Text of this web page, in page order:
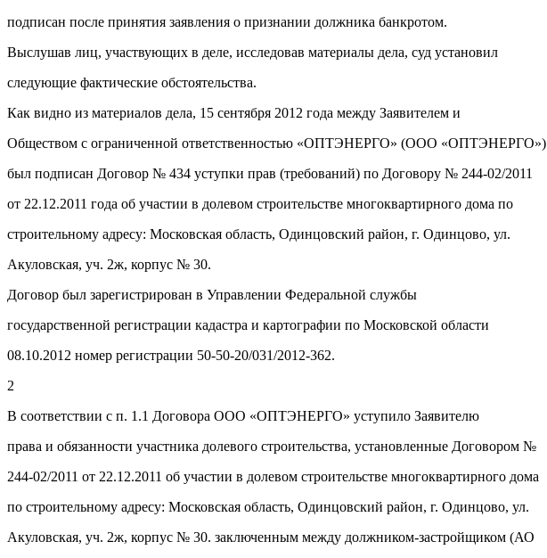
подписан после принятия заявления о признании должника банкротом.
Выслушав лиц, участвующих в деле, исследовав материалы дела, суд установил
следующие фактические обстоятельства.
Как видно из материалов дела, 15 сентября 2012 года между Заявителем и
Обществом с ограниченной ответственностью «ОПТЭНЕРГО» (ООО «ОПТЭНЕРГО»)
был подписан Договор № 434 уступки прав (требований) по Договору № 244-02/2011
от 22.12.2011 года об участии в долевом строительстве многоквартирного дома по
строительному адресу: Московская область, Одинцовский район, г. Одинцово, ул.
Акуловская, уч. 2ж, корпус № 30.
Договор был зарегистрирован в Управлении Федеральной службы
государственной регистрации кадастра и картографии по Московской области
08.10.2012 номер регистрации 50-50-20/031/2012-362.
2
В соответствии с п. 1.1 Договора ООО «ОПТЭНЕРГО» уступило Заявителю
права и обязанности участника долевого строительства, установленные Договором №
244-02/2011 от 22.12.2011 об участии в долевом строительстве многоквартирного дома
по строительному адресу: Московская область, Одинцовский район, г. Одинцово, ул.
Акуловская, уч. 2ж, корпус № 30. заключенным между должником-застройщиком (АО